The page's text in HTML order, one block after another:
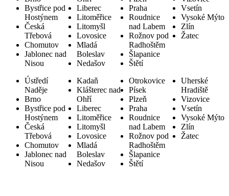
Bystřice pod
Hostýnem
Česká
Třebová
Chomutov
Jablonec nad
Nisou
Liberec
Litoměřice
Litomyšl
Lovosice
Mladá
Boleslav
Nedašov
Praha
Roudnice
nad Labem
Rožnov pod
Radhoštěm
Šlapanice
Štětí
Vsetín
Vysoké Mýto
Zlín
Žatec
Ústředí
Naděje
Brno
Bystřice pod
Hostýnem
Česká
Třebová
Chomutov
Jablonec nad
Nisou
Kadaň
Klášterec nad
Ohří
Liberec
Litoměřice
Litomyšl
Lovosice
Mladá
Boleslav
Nedašov
Otrokovice
Písek
Plzeň
Praha
Roudnice
nad Labem
Rožnov pod
Radhoštěm
Šlapanice
Štětí
Uherské
Hradiště
Vizovice
Vsetín
Vysoké Mýto
Zlín
Žatec